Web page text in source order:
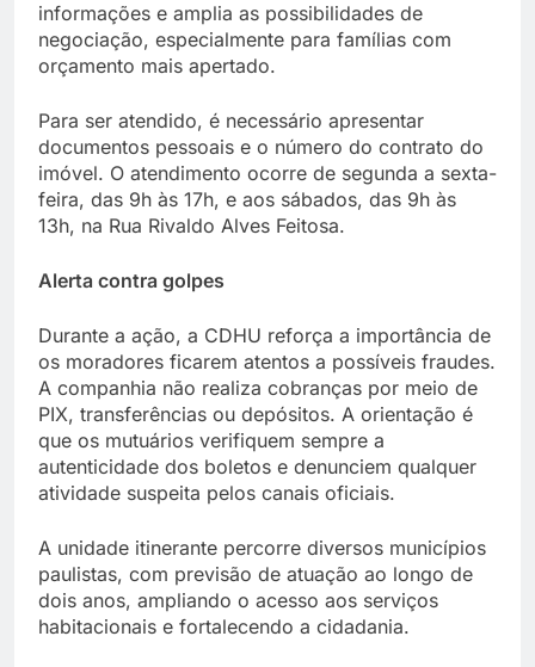
informações e amplia as possibilidades de
negociação, especialmente para famílias com
orçamento mais apertado.
Para ser atendido, é necessário apresentar
documentos pessoais e o número do contrato do
imóvel. O atendimento ocorre de segunda a sexta-
feira, das 9h às 17h, e aos sábados, das 9h às
13h, na Rua Rivaldo Alves Feitosa.
Alerta contra golpes
Durante a ação, a CDHU reforça a importância de
os moradores ficarem atentos a possíveis fraudes.
A companhia não realiza cobranças por meio de
PIX, transferências ou depósitos. A orientação é
que os mutuários verifiquem sempre a
autenticidade dos boletos e denunciem qualquer
atividade suspeita pelos canais oficiais.
A unidade itinerante percorre diversos municípios
paulistas, com previsão de atuação ao longo de
dois anos, ampliando o acesso aos serviços
habitacionais e fortalecendo a cidadania.